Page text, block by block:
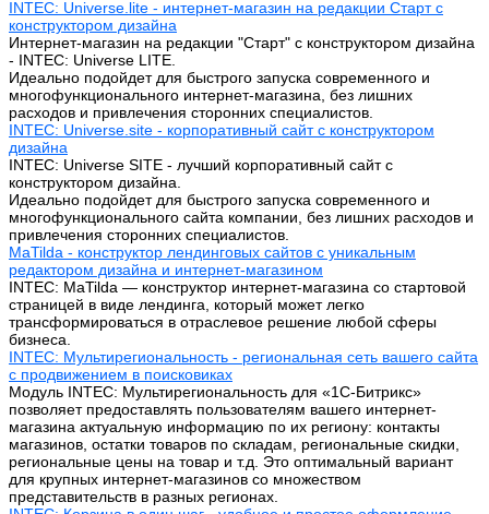
INTEC: Universe.lite - интернет-магазин на редакции Старт с
конструктором дизайна
Интернет-магазин на редакции "Старт" с конструктором дизайна
- INTEC: Universe LITE.
Идеально подойдет для быстрого запуска современного и
многофункционального интернет-магазина, без лишних
расходов и привлечения сторонних специалистов.
INTEC: Universe.site - корпоративный сайт с конструктором
дизайна
INTEC: Universe SITE - лучший корпоративный сайт с
конструктором дизайна.
Идеально подойдет для быстрого запуска современного и
многофункционального сайта компании, без лишних расходов и
привлечения сторонних специалистов.
MaTilda - конструктор лендинговых сайтов с уникальным
редактором дизайна и интернет-магазином
INTEC: MaTilda — конструктор интернет-магазина со стартовой
страницей в виде лендинга, который может легко
трансформироваться в отраслевое решение любой сферы
бизнеса.
INTEC: Мультирегиональность - региональная сеть вашего сайта
с продвижением в поисковиках
Модуль INTEC: Мультирегиональность для «1С-Битрикс»
позволяет предоставлять пользователям вашего интернет-
магазина актуальную информацию по их региону: контакты
магазинов, остатки товаров по складам, региональные скидки,
региональные цены на товар и т.д. Это оптимальный вариант
для крупных интернет-магазинов со множеством
представительств в разных регионах.